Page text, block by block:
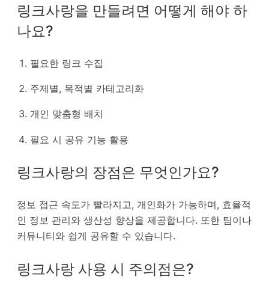
링크사랑을 만들려면 어떻게 해야 하
나요?
필요한 링크 수집
주제별, 목적별 카테고리화
개인 맞춤형 배치
필요 시 공유 기능 활용
링크사랑의 장점은 무엇인가요?
정보 접근 속도가 빨라지고, 개인화가 가능하며, 효율적
인 정보 관리와 생산성 향상을 제공합니다. 또한 팀이나
커뮤니티와 쉽게 공유할 수 있습니다.
링크사랑 사용 시 주의점은?